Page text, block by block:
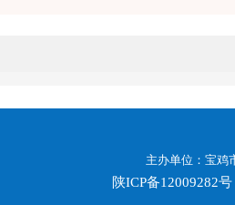
主办单位：宝鸡
陕ICP备12009282号